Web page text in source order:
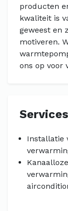
producten
kwaliteit is
geweest en
motiveren.
ons op voor
Services
Installatie
Kanaalloze